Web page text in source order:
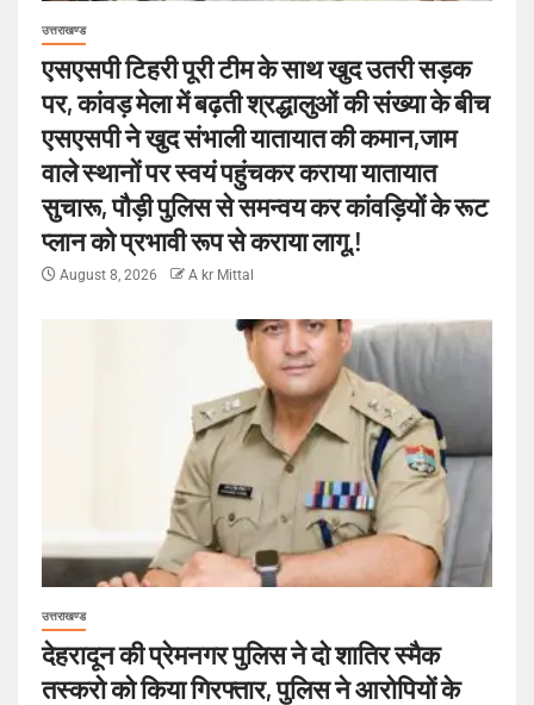
उत्तराखण्ड
एसएसपी टिहरी पूरी टीम के साथ खुद उतरी सड़क
पर, कांवड़ मेला में बढ़ती श्रद्धालुओं की संख्या के बीच
एसएसपी ने खुद संभाली यातायात की कमान,जाम
वाले स्थानों पर स्वयं पहुंचकर कराया यातायात
सुचारू, पौड़ी पुलिस से समन्वय कर कांवड़ियों के रूट
प्लान को प्रभावी रूप से कराया लागू.!
August 8, 2026 A kr Mittal
उत्तराखण्ड
देहरादून की प्रेमनगर पुलिस ने दो शातिर स्मैक
तस्करो को किया गिरफ्तार, पुलिस ने आरोपियों के